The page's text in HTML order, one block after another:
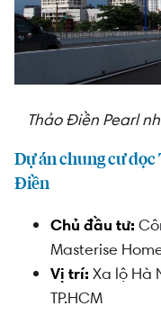
Thảo Điền Pearl
Dự án chung cư dọc
Điền
Chủ đầu tư:
Masterise
Vị trí: Xa lộ Hà
TP.HCM